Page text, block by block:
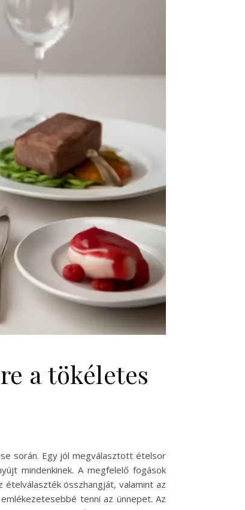
a tökéletes
során. Egy jól megválasztott ételsor
mindenkinek. A megfelelő fogások
összhangját, valamint az
tenni az ünnepet. Az